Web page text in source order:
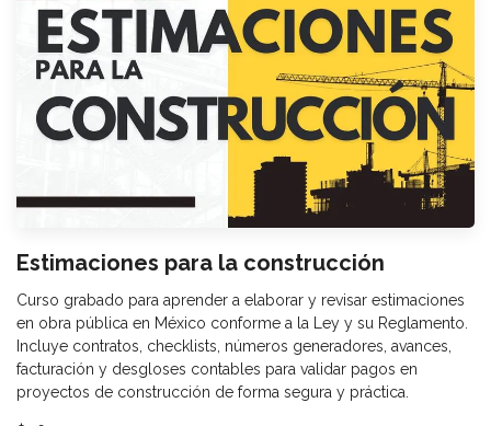
Estimaciones para la construcción
Curso grabado para aprender a elaborar y revisar estimaciones
en obra pública en México conforme a la Ley y su Reglamento.
Incluye contratos, checklists, números generadores, avances,
facturación y desgloses contables para validar pagos en
proyectos de construcción de forma segura y práctica.